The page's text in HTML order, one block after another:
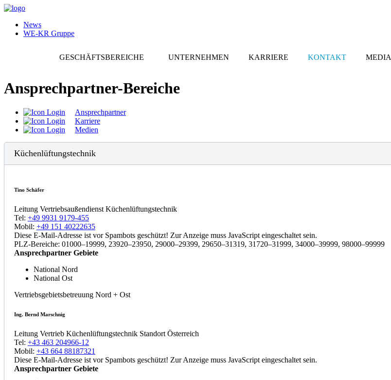
News
WE-KR Gruppe
GESCHÄFTSBEREICHE UNTERNEHMEN KARRIERE KONTAKT MEDIA
Ansprechpartner-Bereiche
Ansprechpartner
Karriere
Medien
Küchenlüftungstechnik
Tino Schäfer
Leitung Vertriebsaußendienst Küchenlüftungstechnik
Tel: +49 9931 9179-455
Mobil: +49 151 40222635
Diese E-Mail-Adresse ist vor Spambots geschützt! Zur Anzeige muss JavaScript eingeschaltet sein.
PLZ-Bereiche: 01000–19999, 23920–23950, 29000–29399, 29650–31319, 31720–31999, 34000–39999, 98000–99999
Ansprechpartner Gebiete
National Nord
National Ost
Vertriebsgebietsbetreuung Nord + Ost
Ing. Bernd Marschnig
Leitung Vertrieb Küchenlüftungstechnik Standort Österreich
Tel: +43 463 204966-12
Mobil: +43 664 88187321
Diese E-Mail-Adresse ist vor Spambots geschützt! Zur Anzeige muss JavaScript eingeschaltet sein.
Ansprechpartner Gebiete